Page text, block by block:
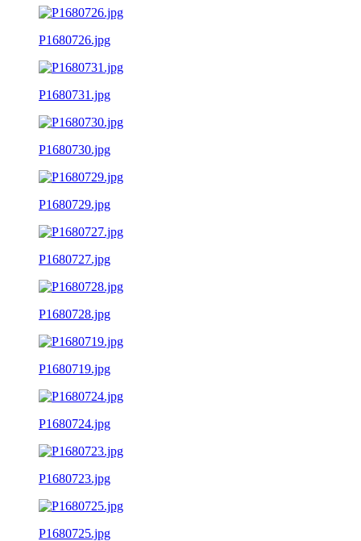
P1680726.jpg
P1680731.jpg
P1680730.jpg
P1680729.jpg
P1680727.jpg
P1680728.jpg
P1680719.jpg
P1680724.jpg
P1680723.jpg
P1680725.jpg